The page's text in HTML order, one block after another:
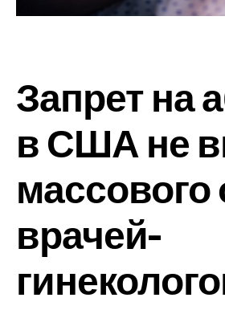
Запрет на
в США не
массового
врачей-